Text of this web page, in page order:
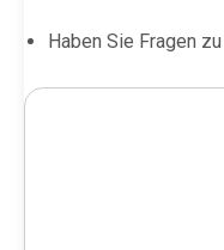
Haben Sie Fragen